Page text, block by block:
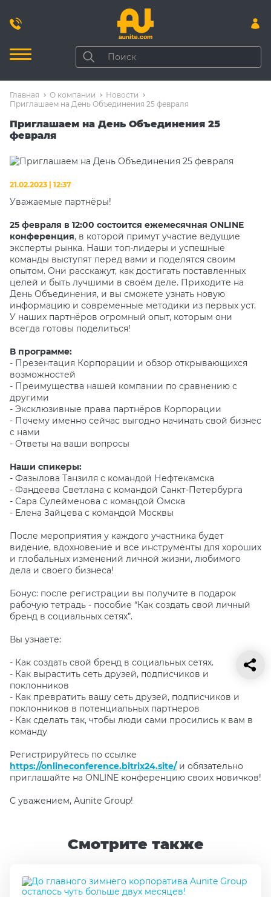
Главная О компании
Новости
Приглашаем на День Объединения 25 февраля
Приглашаем на День Объединения 25
февраля
21.02.2023 | 12:37
Уважаемые партнёры!
25 февраля в 12:00 состоится ежемесячная ONLINE
конференция, в которой примут участие ведущие
эксперты рынка. Наши топ-лидеры и успешные
команды выступят перед вами и поделятся своим
опытом. Они расскажут, как достигать поставленных
целей и быть лучшими в своём деле. Приходите на
День Объединения, и вы сможете узнать новую
информацию и современные методики из первых уст.
У наших партнёров огромный опыт, которым они
всегда готовы поделиться!
В программе:
- Презентация Корпорации и обзор открывающихся
возможностей
- Преимущества нашей компании по сравнению с
другими
- Эксклюзивные права партнёров Корпорации
- Почему именно сейчас выгодно начинать свой бизнес
с нами
- Ответы на ваши вопросы
Наши спикеры:
- Фазылова Танзиля с командой Нефтекамска
- Фандеева Светлана с командой Санкт-Петербурга
- Сара Сулейменова с командой Омска
- Елена Зайцева с командой Москвы
После мероприятия у каждого участника будет
видение, вдохновение и все инструменты для хороших
и глобальных изменений личной жизни, любимого
дела и своего бизнеса!
Бонус: после регистрации вы получите в подарок
рабочую тетрадь - пособие “Как создать свой личный
бренд в социальных сетях”.
Вы узнаете:
- Как создать свой бренд в социальных сетях.
- Как вырастить сеть друзей, подписчиков и
поклонников
- Как превратить вашу сеть друзей, подписчиков и
поклонников в потенциальных партнеров
- Как сделать так, чтобы люди сами просились к вам в
команду
Регистрируйтесь по ссылке
https://onlineconference.bitrix24.site/и обязательно
приглашайте на ONLINE конференцию своих новичков!
С уважением, Aunite Group!
Смотрите также